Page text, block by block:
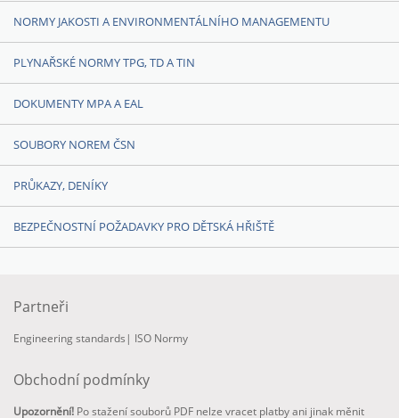
NORMY JAKOSTI A ENVIRONMENTÁLNÍHO MANAGEMENTU
PLYNAŘSKÉ NORMY TPG, TD A TIN
DOKUMENTY MPA A EAL
SOUBORY NOREM ČSN
PRŮKAZY, DENÍKY
BEZPEČNOSTNÍ POŽADAVKY PRO DĚTSKÁ HŘIŠTĚ
Partneři
Engineering standards | ISO Normy
Obchodní podmínky
Upozornění! Po stažení souborů PDF nelze vracet platby ani jinak měnit